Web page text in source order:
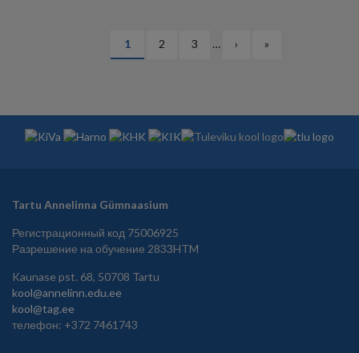
Текущая
страница
1 Страница
2 Страница
3 …
Следующая
›
Последняя
»
Tartu Annelinna Gümnaasium
Регистрационный код 75006925
Разрешение на обучение 2833HTM
Kaunase pst. 68, 50708 Tartu
kool@annelinn.edu.ee
kool@tag.ee
телефон: +372 7461743